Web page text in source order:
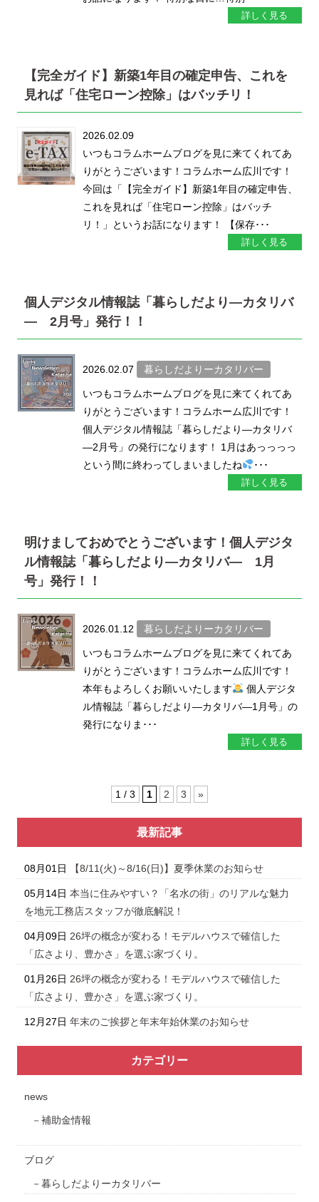
詳しく見る
【完全ガイド】新築1年目の確定申告、これを
見れば「住宅ローン控除」はバッチリ！
2026.02.09
いつもコラムホームブログを見に来てくれてあ
りがとうございます！コラムホーム広川です！
今回は「【完全ガイド】新築1年目の確定申告、
これを見れば「住宅ローン控除」はバッチ
リ！」というお話になります！ 【保存･･･
詳しく見る
個人デジタル情報誌「暮らしだより―カタリバ
― 2月号」発行！！
2026.02.07 暮らしだよりーカタリバー
いつもコラムホームブログを見に来てくれてあ
りがとうございます！コラムホーム広川です！
個人デジタル情報誌「暮らしだより―カタリバ
―2月号」の発行になります！ 1月はあっっっっ
という間に終わってしまいましたね
･･･
詳しく見る
明けましておめでとうございます！個人デジタ
ル情報誌「暮らしだより―カタリバ― 1月
号」発行！！
2026.01.12 暮らしだよりーカタリバー
いつもコラムホームブログを見に来てくれてあ
りがとうございます！コラムホーム広川です！
本年もよろしくお願いいたします
個人デジタ
ル情報誌「暮らしだより―カタリバ―1月号」の
発行になりま･･･
詳しく見る
1 / 3 1 2 3 »
最新記事
08月01日 【8/11(火)～8/16(日)】夏季休業のお知らせ
05月14日 本当に住みやすい？「名水の街」のリアルな魅力
を地元工務店スタッフが徹底解説！
04月09日 26坪の概念が変わる！モデルハウスで確信した
「広さより、豊かさ」を選ぶ家づくり。
01月26日 26坪の概念が変わる！モデルハウスで確信した
「広さより、豊かさ」を選ぶ家づくり。
12月27日 年末のご挨拶と年末年始休業のお知らせ
カテゴリー
news
補助金情報
ブログ
暮らしだよりーカタリバー